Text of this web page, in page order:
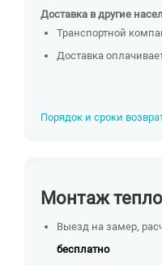
Доставка в другие
Транспортной
Доставка
Порядок и сроки
Монтаж
Выезд на замер,
бесплатно